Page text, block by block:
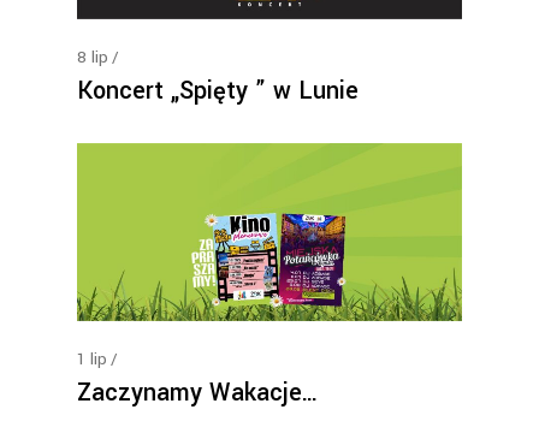
8 lip
Koncert „Spięty ” w Lunie
1 lip
Zaczynamy Wakacje…